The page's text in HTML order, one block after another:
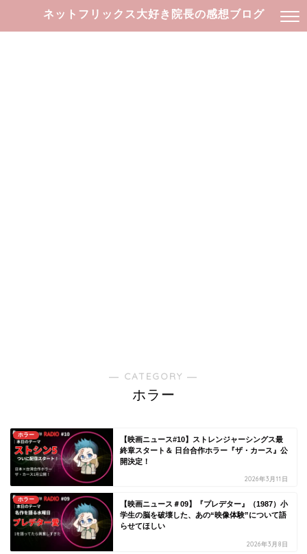
ネットフリックス大好き院長の感想ブログ
― CATEGORY ―
ホラー
ホラー
【映画ニュース#10】ストレンジャーシングス最
終章スタート＆ 日台合作ホラー『ザ・カース』公
開決定！
2026年3月11日
ホラー
【映画ニュース＃09】『プレデター』（1987）小
学生の脳を破壊した、あの“映像体験”について語
らせてほしい
2026年3月8日